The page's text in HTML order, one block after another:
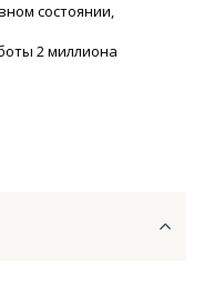
состоянии,
2 миллиона